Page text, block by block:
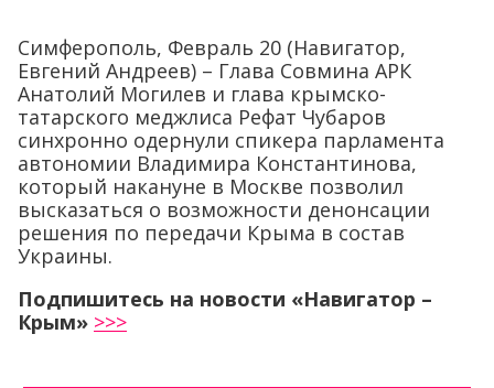
Симферополь, Февраль 20 (Навигатор,
Евгений Андреев) – Глава Совмина АРК
Анатолий Могилев и глава крымско-
татарского меджлиса Рефат Чубаров
синхронно одернули спикера парламента
автономии Владимира Константинова,
который накануне в Москве позволил
высказаться о возможности денонсации
решения по передачи Крыма в состав
Украины.
Подпишитесь на новости «Навигатор –
Крым» >>>